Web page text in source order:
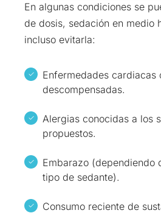
En algunas condiciones se
de dosis, sedación en medio
incluso evitarla:
Enfermedades cardiacas
descompensadas.
Alergias conocidas a los
propuestos.
Embarazo (dependiendo
tipo de sedante).
Consumo reciente de